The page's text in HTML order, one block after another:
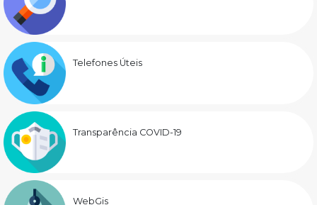
Telefones Úteis
Transparência COVID-19
WebGis